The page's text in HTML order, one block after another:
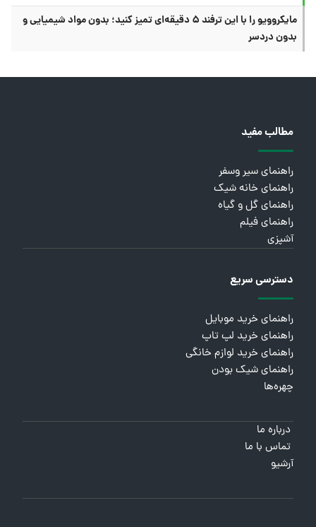
مایکروویو را با این ترفند ۵ دقیقه‌ای تمیز کنید؛ بدون مواد شیمیایی و
بدون دردسر
مطالب مفید
راهنمای سیر وسفر
راهنمای خانه شیک
راهنمای گل و گیاه
راهنمای فیلم
آشپزی
دسترسی سریع
راهنمای خرید موبایل
راهنمای خرید لپ تاپ
راهنمای خرید لوازم خانگی
راهنمای شیک بودن
چهره‌ها
درباره ما
تماس با ما
آرشیو